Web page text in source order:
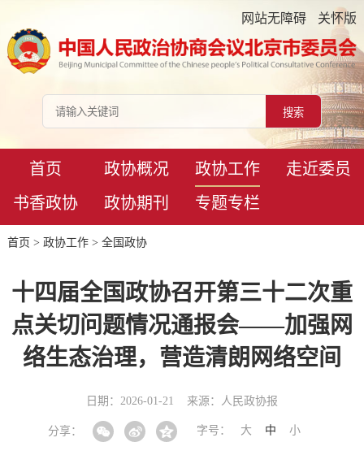
网站无障碍 关怀版
首页 政协概况 政协工作
走近委员
书香政协
政协期刊 专题专栏
首页 > 政协工作> 全国政协
十四届全国政协召开第三十二次重
点关切问题情况通报会——加强网
络生态治理，营造清朗网络空间
日期：2026-01-21 来源：人民政协报
分享： 字号： 大 中 小